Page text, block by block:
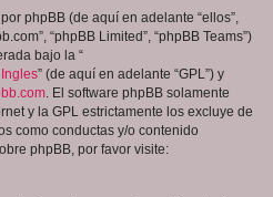
phpBB (de aquí en adelante “ellos”,
“phpBB Limited”, “phpBB Teams”)
bajo la “
” (de aquí en adelante “GPL”) y
. El software phpBB solamente
y la GPL estrictamente los excluye de
como conductas y/o contenido
phpBB, por favor visite: